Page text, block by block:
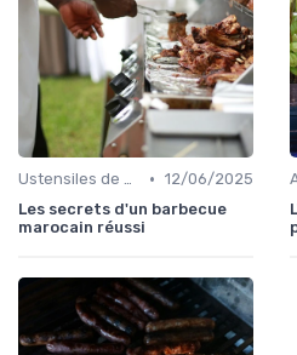
Ustensiles de Barbecue • 12/06/2025
Les secrets d'un barbecue
marocain réussi